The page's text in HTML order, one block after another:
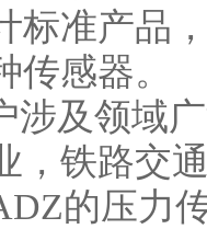
标准产品
传感器。
涉及领域
，铁路交
的压力